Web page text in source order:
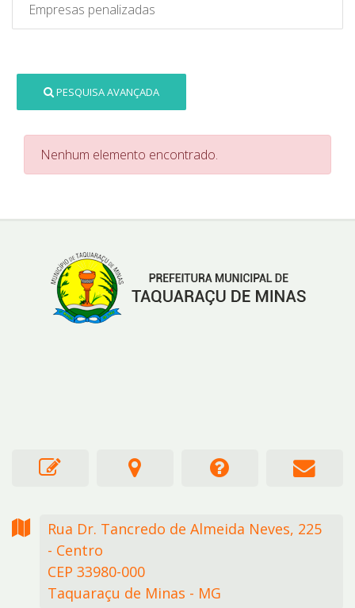
Empresas penalizadas
PESQUISA AVANÇADA
Nenhum elemento encontrado.
Rua Dr. Tancredo de Almeida Neves, 225
- Centro
CEP 33980-000
Taquaraçu de Minas - MG